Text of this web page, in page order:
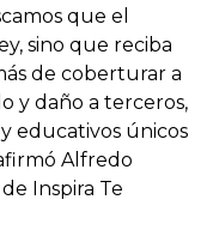
que el
sino que reciba
de coberturar a
y daño a terceros,
educativos únicos
Alfredo
Inspira Te